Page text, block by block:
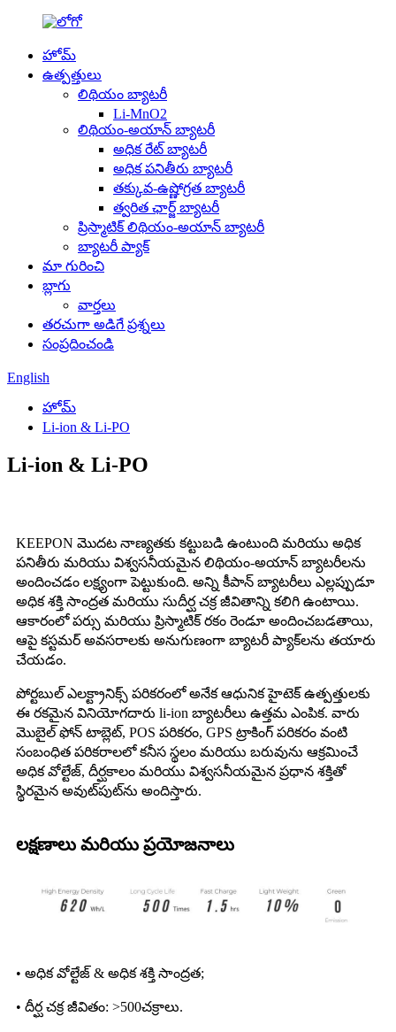
హోమ్
ఉత్పత్తులు
లిథియం బ్యాటరీ
Li-MnO2
లిథియం-అయాన్ బ్యాటరీ
అధిక రేట్ బ్యాటరీ
అధిక పనితీరు బ్యాటరీ
తక్కువ-ఉష్ణోగ్రత బ్యాటరీ
త్వరిత ఛార్జ్ బ్యాటరీ
ప్రిస్మాటిక్ లిథియం-అయాన్ బ్యాటరీ
బ్యాటరీ ప్యాక్
మా గురించి
బ్లాగు
వార్తలు
తరచుగా అడిగే ప్రశ్నలు
సంప్రదించండి
English
హోమ్
Li-ion & Li-PO
Li-ion & Li-PO
KEEPON ​​మొదట నాణ్యతకు కట్టుబడి ఉంటుంది మరియు అధిక
పనితీరు మరియు విశ్వసనీయమైన లిథియం-అయాన్ బ్యాటరీలను
అందించడం లక్ష్యంగా పెట్టుకుంది. అన్ని కీపాన్ బ్యాటరీలు ఎల్లప్పుడూ
అధిక శక్తి సాంద్రత మరియు సుదీర్ఘ చక్ర జీవితాన్ని కలిగి ఉంటాయి.
ఆకారంలో పర్సు మరియు ప్రిస్మాటిక్ రకం రెండూ అందించబడతాయి,
ఆపై కస్టమర్ అవసరాలకు అనుగుణంగా బ్యాటరీ ప్యాక్‌లను తయారు
చేయడం.
పోర్టబుల్ ఎలక్ట్రానిక్స్ పరికరంలో అనేక ఆధునిక హైటెక్ ఉత్పత్తులకు
ఈ రకమైన వినియోగదారు li-ion బ్యాటరీలు ఉత్తమ ఎంపిక. వారు
మొబైల్ ఫోన్ టాబ్లెట్, POS పరికరం, GPS ట్రాకింగ్ పరికరం వంటి
సంబంధిత పరికరాలలో కనీస స్థలం మరియు బరువును ఆక్రమించే
అధిక వోల్టేజ్, దీర్ఘకాలం మరియు విశ్వసనీయమైన ప్రధాన శక్తితో
స్థిరమైన అవుట్‌పుట్‌ను అందిస్తారు.
లక్షణాలు మరియు ప్రయోజనాలు
• అధిక వోల్టేజ్ & అధిక శక్తి సాంద్రత;
• దీర్ఘ చక్ర జీవితం: >500చక్రాలు.